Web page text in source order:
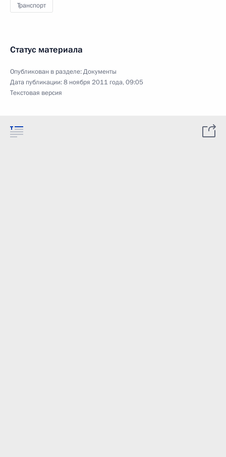
Транспорт
Статус материала
Опубликован в разделе:Документы
Дата публикации:8 ноября 2011 года, 09:05
Текстовая версия